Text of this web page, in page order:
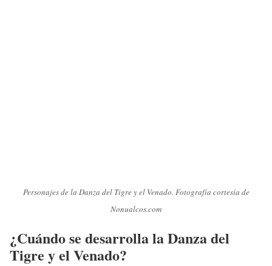
Personajes de la Danza del Tigre y el Venado. Fotografía cortesía de
Nonualcos.com
¿Cuándo se desarrolla la Danza del
Tigre y el Venado?